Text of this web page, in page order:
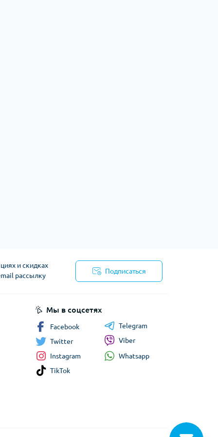
и скидках
рассылку
Подписаться
Мы в соцсетях
Facebook
Twitter
Instagram
TikTok
Telegram
Viber
Whatsapp